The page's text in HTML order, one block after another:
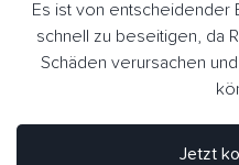
Es ist von entscheidender
schnell zu beseitigen, da
Schäden verursachen